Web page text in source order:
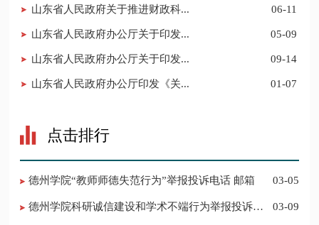
山东省人民政府关于推进财政科... 06-11
山东省人民政府办公厅关于印发... 05-09
山东省人民政府办公厅关于印发... 09-14
山东省人民政府办公厅印发《关... 01-07
点击排行
德州学院“教师师德失范行为”举报投诉电话 邮箱 03-05
德州学院科研诚信建设和学术不端行为举报投诉电
03-09